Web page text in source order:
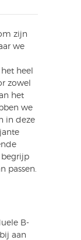
zijn
we
heel
zowel
het
we
in deze
passen.
B-
aan